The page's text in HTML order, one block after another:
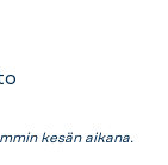
kesän aikana.